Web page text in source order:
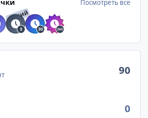
Посмотреть все
РЕДКИЙ
90
0